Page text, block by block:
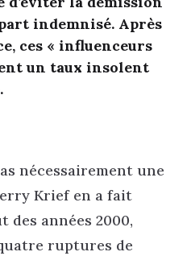
indemnisé. Après
ces « influenceurs
un taux insolent
nécessairement une
Krief en a fait
des années 2000,
ruptures de